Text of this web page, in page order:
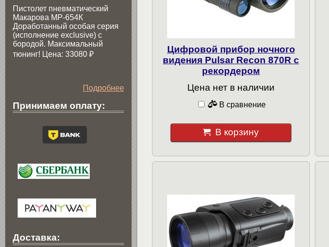
Цифровой прибор ночного
видения Pulsar Recon 870R с
рекордером
Цена нет в наличии
В сравнение
В корзину
Пистолет пневматический
Макарова МР-654К
Доработанный особая серия
(исполнение exclusive) c
бородой. Максимальный
тюнинг! Цена: 33080 ₽
Подробнее
Принимаем оплату:
Доставка: